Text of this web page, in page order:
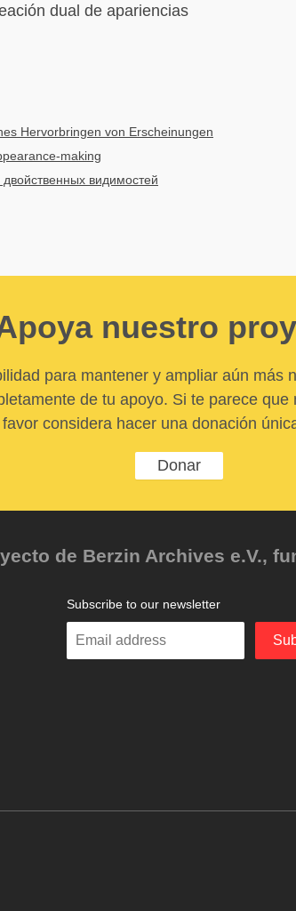
dual de apariencias
Hervorbringen von Erscheinungen
making
видимостей
nuestro
para mantener y ampliar aún más
de tu apoyo. Si te parece que
favor considera hacer una donación
Donar
de Berzin Archives e.V.,
Subscribe to our newsletter
Enter